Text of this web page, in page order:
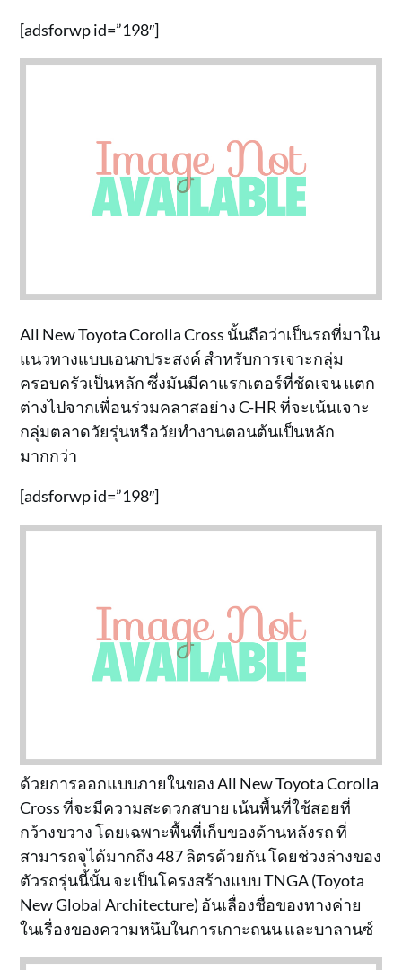
[adsforwp id=”198″]
All New Toyota Corolla Cross นั้นถือว่าเป็นรถที่มาใน
แนวทางแบบเอนกประสงค์ สำหรับการเจาะกลุ่ม
ครอบครัวเป็นหลัก ซึ่งมันมีคาแรกเตอร์ที่ชัดเจน แตก
ต่างไปจากเพื่อนร่วมคลาสอย่าง C-HR ที่จะเน้นเจาะ
กลุ่มตลาดวัยรุ่นหรือวัยทำงานตอนต้นเป็นหลัก
มากกว่า
[adsforwp id=”198″]
ด้วยการออกแบบภายในของ All New Toyota Corolla
Cross ที่จะมีความสะดวกสบาย เน้นพื้นที่ใช้สอยที่
กว้างขวาง โดยเฉพาะพื้นที่เก็บของด้านหลังรถ ที่
สามารถจุได้มากถึง 487 ลิตรด้วยกัน โดยช่วงล่างของ
ตัวรถรุ่นนี้นั้น จะเป็นโครงสร้างแบบ TNGA (Toyota
New Global Architecture) อันเลื่องชื่อของทางค่าย
ในเรื่องของความหนึบในการเกาะถนน และบาลานซ์